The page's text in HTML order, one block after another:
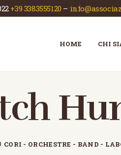
+39 3383555120 –
HOME CHI
CORI - ORCHESTRE - BAND -
ASSOCIAZIONE